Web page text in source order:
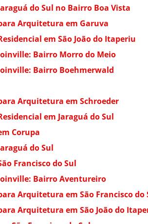
do Sul no Bairro Boa Vista
Arquitetura em Garuva
em São João do Itaperiu
Bairro Morro do Meio
Bairro Boehmerwald
Arquitetura em Schroeder
em Jaraguá do Sul
Corupa
do Sul
Francisco do Sul
Bairro Aventureiro
Arquitetura em São Francisco do
Arquitetura em São João do